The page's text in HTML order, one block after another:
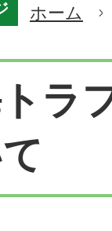
ホーム
ラ